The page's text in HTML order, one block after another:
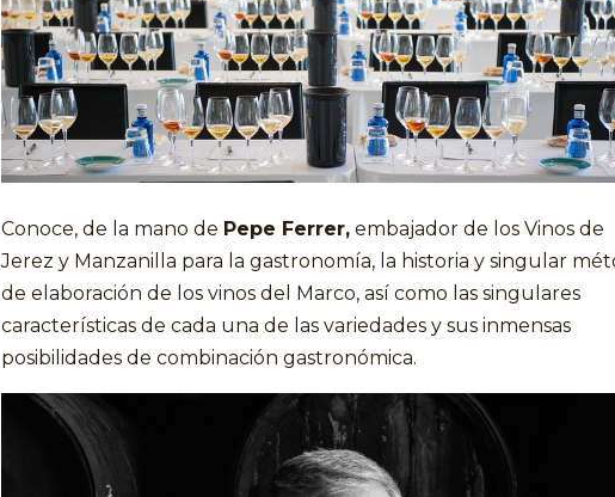
Conoce, de la mano de Pepe Ferrer, embajador de los Vinos de
Jerez y Manzanilla para la gastronomía, la historia y singular
de elaboración de los vinos del Marco, así como las singulares
características de cada una de las variedades y sus inmensas
posibilidades de combinación gastronómica.